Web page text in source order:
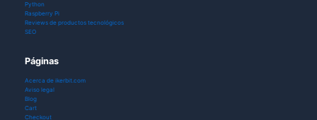
Python
Raspberry Pi
Reviews de productos tecnológicos
SEO
Páginas
Acerca de ikerbit.com
Aviso legal
Blog
Cart
Checkout